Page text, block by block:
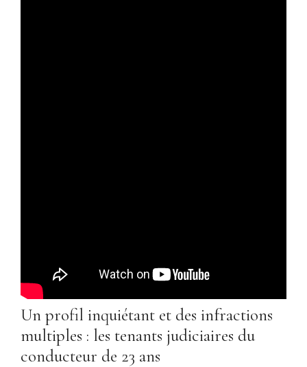
Un profil inquiétant et des infractions
multiples : les tenants judiciaires du
conducteur de 23 ans